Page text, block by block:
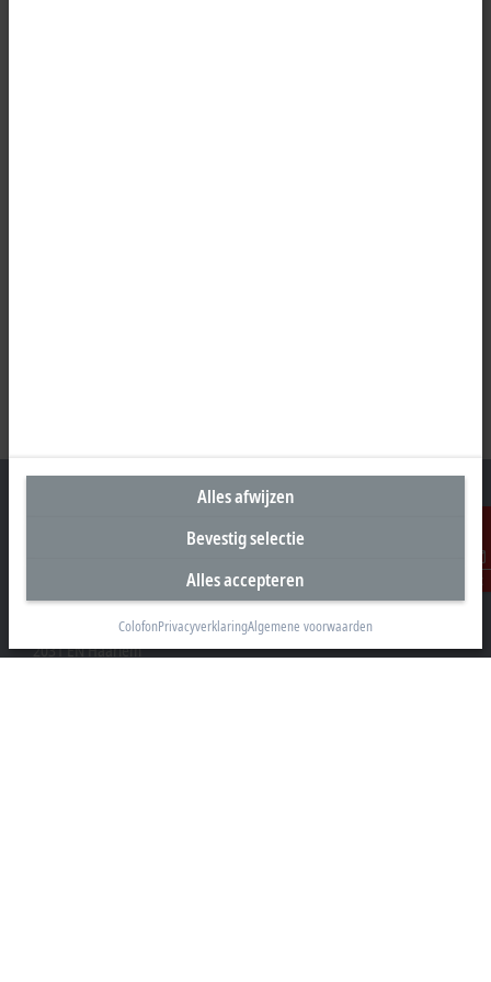
Contact
Beckhoff Automation B.V.
Oerkapkade 1C
2031 EN Haarlem
Alles afwijzen
Bevestig selectie
Alles accepteren
ColofonPrivacyverklaringAlgemene voorwaarden